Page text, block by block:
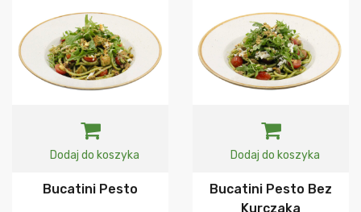
Dodaj do koszyka
Bucatini Pesto
Dodaj do koszyka
Bucatini Pesto Bez
Kurczaka